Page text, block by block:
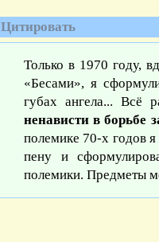
Цитировать
Только в 1970 году,
«Бесами», я
губах ангела... Всё
ненависти в борьбе
полемике 70-х годов
пену и
полемики. Предметы